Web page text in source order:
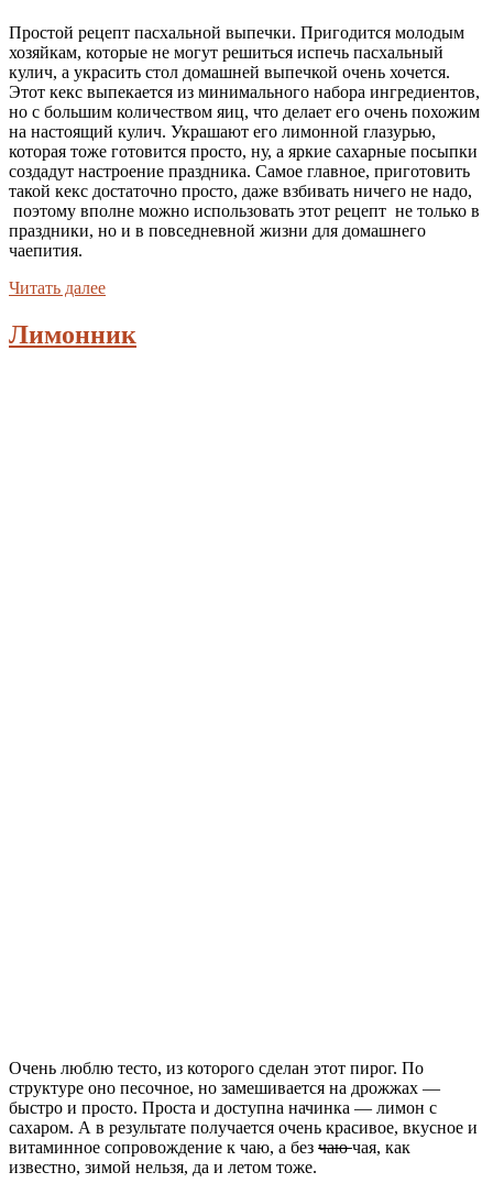
Простой рецепт пасхальной выпечки. Пригодится молодым
хозяйкам, которые не могут решиться испечь пасхальный
кулич, а украсить стол домашней выпечкой очень хочется.
Этот кекс выпекается из минимального набора ингредиентов,
но с большим количеством яиц, что делает его очень похожим
на настоящий кулич. Украшают его лимонной глазурью,
которая тоже готовится просто, ну, а яркие сахарные посыпки
создадут настроение праздника. Самое главное, приготовить
такой кекс достаточно просто, даже взбивать ничего не надо,
поэтому вполне можно использовать этот рецепт не только в
праздники, но и в повседневной жизни для домашнего
чаепития.
Читать далее
Лимонник
Очень люблю тесто, из которого сделан этот пирог. По
структуре оно песочное, но замешивается на дрожжах —
быстро и просто. Проста и доступна начинка — лимон с
сахаром. А в результате получается очень красивое, вкусное и
витаминное сопровождение к чаю, а без чаючая, как
известно, зимой нельзя, да и летом тоже.